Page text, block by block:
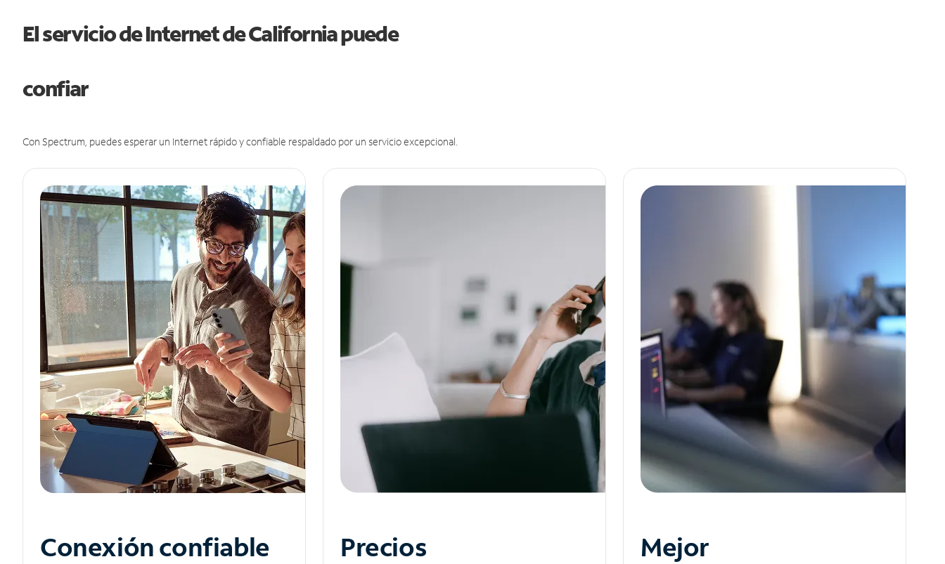
El servicio de Internet de California puede
confiar
Con Spectrum, puedes esperar un Internet rápido y confiable respaldado por un servicio excepcional.
Conexión confiable
Precios
Mejor